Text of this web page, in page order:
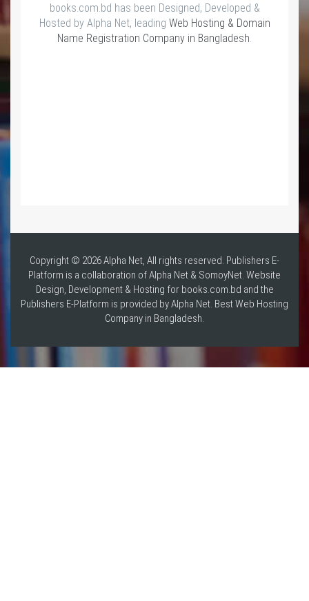
books.com.bd has been Designed, Developed &
Hosted by Alpha Net, leading Web Hosting & Domain
Name Registration Company in Bangladesh.
Copyright © 2026 Alpha Net, All rights reserved. Publishers E-
Platform is a collaboration of Alpha Net & SomoyNet. Website
Design, Development & Hosting for books.com.bd and the
Publishers E-Platform is provided by Alpha Net. BestWeb Hosting
Company in Bangladesh.